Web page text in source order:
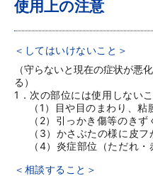
当製品は使用上の注
内容を確
使用上の注意
＜してはいけないこと＞
（守らないと現在の症状が悪
る）
1．次の部位には使用しないこ
（1）目や目のまわり、粘
（2）引っかき傷等のき
（3）かさぶたの様に皮
（4）炎症部位（ただれ
＜相談すること＞